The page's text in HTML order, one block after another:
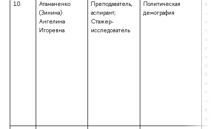
10.
Атаманенко
(Зинина)
Ангелина
Игоревна
Преподаватель,
аспирант;
Стажер-
исследователь
Политическая
демография
–